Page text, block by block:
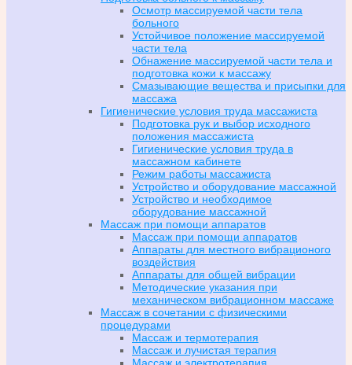
Осмотр массируемой части тела
больного
Устойчивое положение массируемой
части тела
Обнажение массируемой части тела и
подготовка кожи к массажу
Смазывающие вещества и присыпки для
массажа
Гигиенические условия труда массажиста
Подготовка рук и выбор исходного
положения массажиста
Гигиенические условия труда в
массажном кабинете
Режим работы массажиста
Устройство и оборудование массажной
Устройство и необходимое
оборудование массажной
Массаж при помощи аппаратов
Массаж при помощи аппаратов
Аппараты для местного вибрационого
воздействия
Аппараты для общей вибрации
Методические указания при
механическом вибрационном массаже
Массаж в сочетании с физическими
процедурами
Массаж и термотерапия
Массаж и лучистая терапия